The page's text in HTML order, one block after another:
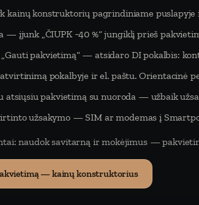
kainų konstruktorių pagrindiniame puslapyje
— įjunk „ČIUPK −40 %“ jungiklį prieš
„Gauti pakvietimą“ — atsidaro DI pokalbis:
pokalbyje ir el. paštu. Orientacinė
atsiųsiu pakvietimą su nuoroda — užbaik
užsakymo — SIM ar modemas į
naudok savitarną ir mokėjimus —
— kainų konstruktorius